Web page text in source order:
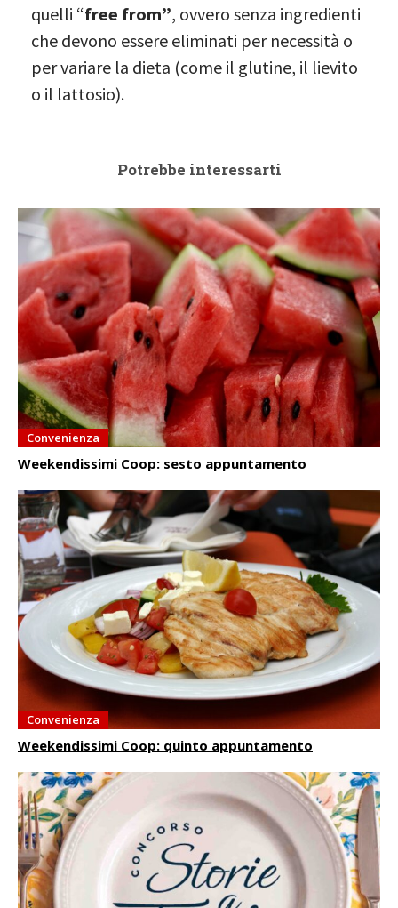
quelli “free from”, ovvero senza ingredienti
che devono essere eliminati per necessità o
per variare la dieta (come il glutine, il lievito
o il lattosio).
Potrebbe interessarti
Convenienza
Weekendissimi Coop: sesto appuntamento
Convenienza
Weekendissimi Coop: quinto appuntamento